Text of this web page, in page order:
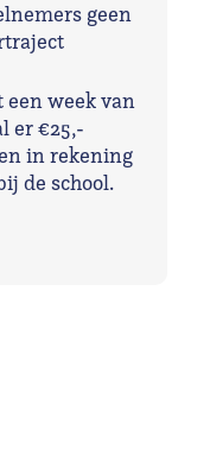
geen
week van
er €25,-
in rekening
de school.